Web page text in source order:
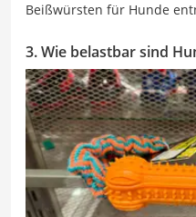
Beißwürsten für Hunde
3. Wie belastbar sind